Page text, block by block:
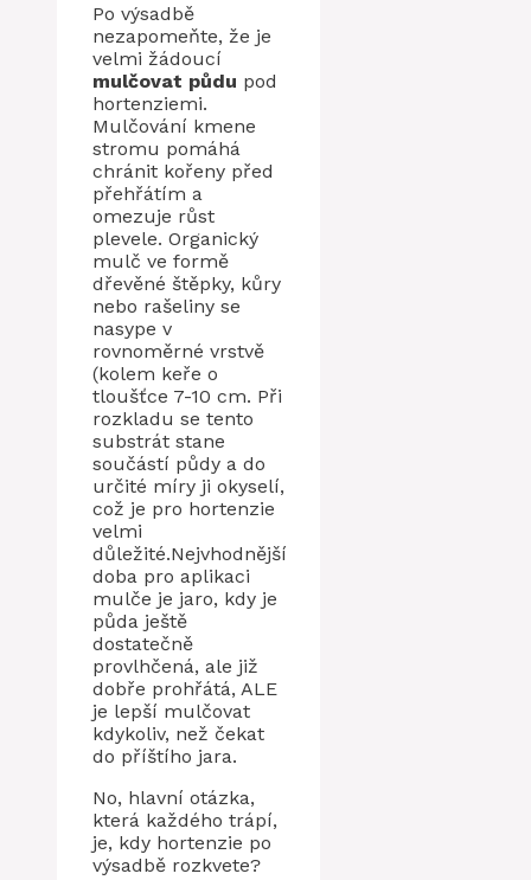
Po výsadbě
nezapomeňte, že je
velmi žádoucí
mulčovat půdu pod
hortenziemi.
Mulčování kmene
stromu pomáhá
chránit kořeny před
přehřátím a
omezuje růst
plevele. Organický
mulč ve formě
dřevěné štěpky, kůry
nebo rašeliny se
nasype v
rovnoměrné vrstvě
(kolem keře o
tloušťce 7-10 cm. Při
rozkladu se tento
substrát stane
součástí půdy a do
určité míry ji okyselí,
což je pro hortenzie
velmi
důležité.Nejvhodnější
doba pro aplikaci
mulče je jaro, kdy je
půda ještě
dostatečně
provlhčená, ale již
dobře prohřátá, ALE
je lepší mulčovat
kdykoliv, než čekat
do příštího jara.
No, hlavní otázka,
která každého trápí,
je, kdy hortenzie po
výsadbě rozkvete?